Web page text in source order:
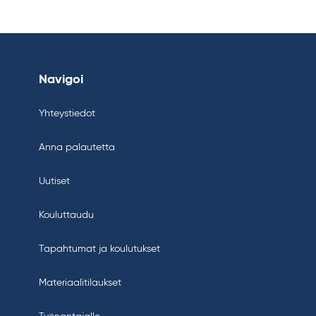
Navigoi
Yhteystiedot
Anna palautetta
Uutiset
Kouluttaudu
Tapahtumat ja koulutukset
Materiaalitilaukset